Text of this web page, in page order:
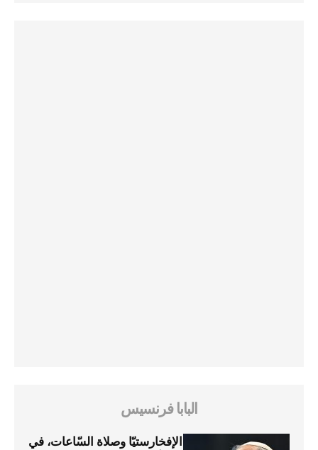
البابا فرنسيس
الإفخارستيّا وصلاة السّاعات، في